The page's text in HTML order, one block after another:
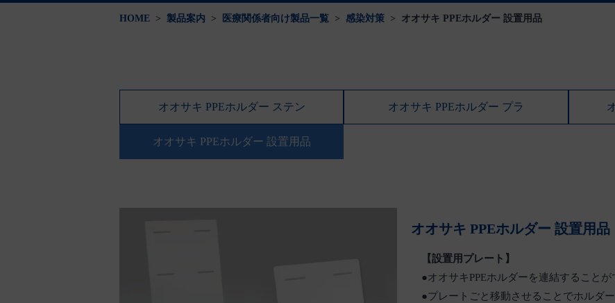
HOME > 製品案内 > 医療関係者向け製品一覧 > 感染対策 > オオサキ PPEホルダー 設置用品
オオサキ PPEホルダー ステン オオサキ PPEホルダー プラ
オオサキ PPEホルダー 設置用品
オオサキ PPEホルダー 設置用品
【設置用プレート】
●オオサキPPEホルダーを連結することが
●プレートごと移動させることでホルダ